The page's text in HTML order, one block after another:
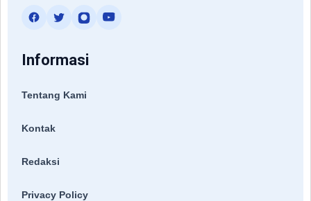
Informasi
Tentang Kami
Kontak
Redaksi
Privacy Policy